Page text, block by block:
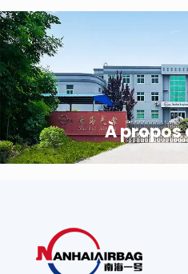
À propos